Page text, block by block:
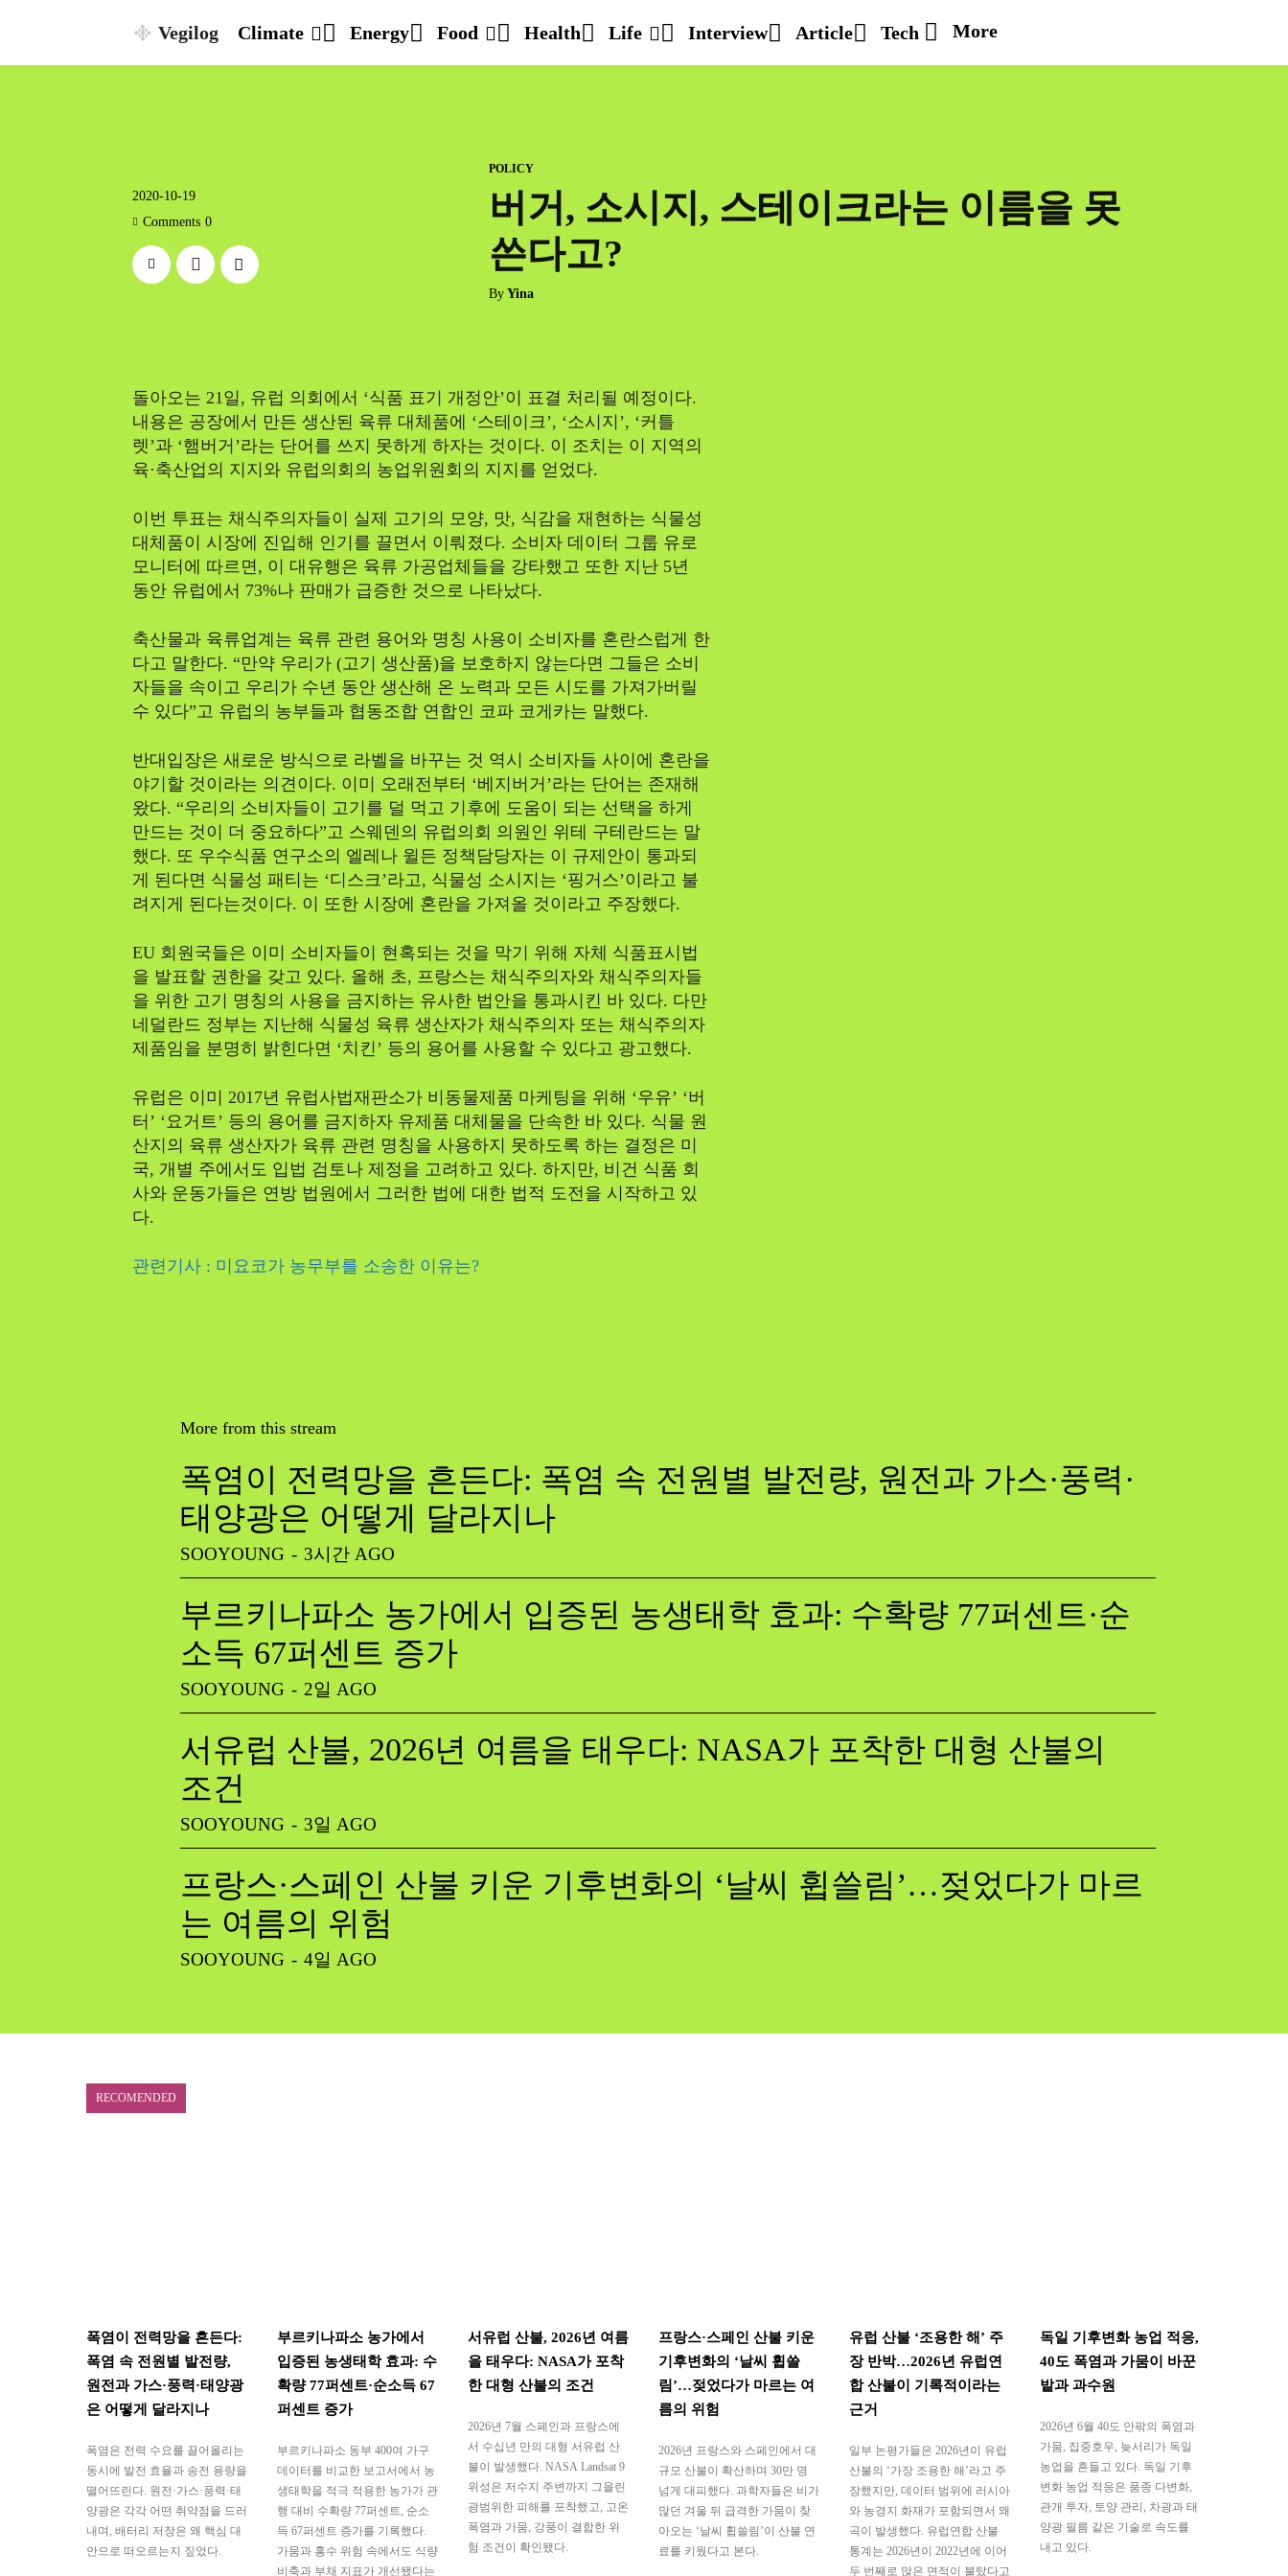
Vegilog Climate Energy Food Health Life Interview Article Tech More
2020-10-19
Comments 0
POLICY
버거, 소시지, 스테이크라는 이름을 못
쓴다고?
By Yina
돌아오는 21일, 유럽 의회에서 ‘식품 표기 개정안’이 표결 처리될 예정이다.
내용은 공장에서 만든 생산된 육류 대체품에 ‘스테이크’, ‘소시지’, ‘커틀
렛’과 ‘햄버거’라는 단어를 쓰지 못하게 하자는 것이다. 이 조치는 이 지역의
육·축산업의 지지와 유럽의회의 농업위원회의 지지를 얻었다.
이번 투표는 채식주의자들이 실제 고기의 모양, 맛, 식감을 재현하는 식물성
대체품이 시장에 진입해 인기를 끌면서 이뤄졌다. 소비자 데이터 그룹 유로
모니터에 따르면, 이 대유행은 육류 가공업체들을 강타했고 또한 지난 5년
동안 유럽에서 73%나 판매가 급증한 것으로 나타났다.
축산물과 육류업계는 육류 관련 용어와 명칭 사용이 소비자를 혼란스럽게 한
다고 말한다. “만약 우리가 (고기 생산품)을 보호하지 않는다면 그들은 소비
자들을 속이고 우리가 수년 동안 생산해 온 노력과 모든 시도를 가져가버릴
수 있다”고 유럽의 농부들과 협동조합 연합인 코파 코게카는 말했다.
반대입장은 새로운 방식으로 라벨을 바꾸는 것 역시 소비자들 사이에 혼란을
야기할 것이라는 의견이다. 이미 오래전부터 ‘베지버거’라는 단어는 존재해
왔다. “우리의 소비자들이 고기를 덜 먹고 기후에 도움이 되는 선택을 하게
만드는 것이 더 중요하다”고 스웨덴의 유럽의회 의원인 위테 구테란드는 말
했다. 또 우수식품 연구소의 엘레나 윌든 정책담당자는 이 규제안이 통과되
게 된다면 식물성 패티는 ‘디스크’라고, 식물성 소시지는 ‘핑거스’이라고 불
려지게 된다는것이다. 이 또한 시장에 혼란을 가져올 것이라고 주장했다.
EU 회원국들은 이미 소비자들이 현혹되는 것을 막기 위해 자체 식품표시법
을 발표할 권한을 갖고 있다. 올해 초, 프랑스는 채식주의자와 채식주의자들
을 위한 고기 명칭의 사용을 금지하는 유사한 법안을 통과시킨 바 있다. 다만
네덜란드 정부는 지난해 식물성 육류 생산자가 채식주의자 또는 채식주의자
제품임을 분명히 밝힌다면 ‘치킨’ 등의 용어를 사용할 수 있다고 광고했다.
유럽은 이미 2017년 유럽사법재판소가 비동물제품 마케팅을 위해 ‘우유’ ‘버
터’ ‘요거트’ 등의 용어를 금지하자 유제품 대체물을 단속한 바 있다. 식물 원
산지의 육류 생산자가 육류 관련 명칭을 사용하지 못하도록 하는 결정은 미
국, 개별 주에서도 입법 검토나 제정을 고려하고 있다. 하지만, 비건 식품 회
사와 운동가들은 연방 법원에서 그러한 법에 대한 법적 도전을 시작하고 있
다.
관련기사 : 미요코가 농무부를 소송한 이유는?
More from this stream
폭염이 전력망을 흔든다: 폭염 속 전원별 발전량, 원전과 가스·풍력·
태양광은 어떻게 달라지나
SOOYOUNG - 3시간 AGO
부르키나파소 농가에서 입증된 농생태학 효과: 수확량 77퍼센트·순
소득 67퍼센트 증가
SOOYOUNG - 2일 AGO
서유럽 산불, 2026년 여름을 태우다: NASA가 포착한 대형 산불의
조건
SOOYOUNG - 3일 AGO
프랑스·스페인 산불 키운 기후변화의 ‘날씨 휩쓸림’…젖었다가 마르
는 여름의 위험
SOOYOUNG - 4일 AGO
RECOMENDED
폭염이 전력망을 흔든다:
폭염 속 전원별 발전량,
원전과 가스·풍력·태양광
은 어떻게 달라지나
폭염은 전력 수요를 끌어올리는
동시에 발전 효율과 송전 용량을
떨어뜨린다. 원전·가스·풍력·태
양광은 각각 어떤 취약점을 드러
내며, 배터리 저장은 왜 핵심 대
안으로 떠오르는지 짚었다.
부르키나파소 농가에서
입증된 농생태학 효과: 수
확량 77퍼센트·순소득 67
퍼센트 증가
부르키나파소 동부 400여 가구
데이터를 비교한 보고서에서 농
생태학을 적극 적용한 농가가 관
행 대비 수확량 77퍼센트, 순소
득 67퍼센트 증가를 기록했다.
가뭄과 홍수 위험 속에서도 식량
비축과 부채 지표가 개선됐다는
서유럽 산불, 2026년 여름
을 태우다: NASA가 포착
한 대형 산불의 조건
2026년 7월 스페인과 프랑스에
서 수십년 만의 대형 서유럽 산
불이 발생했다. NASA Landsat 9
위성은 저수지 주변까지 그을린
광범위한 피해를 포착했고, 고온
폭염과 가뭄, 강풍이 결합한 위
험 조건이 확인됐다.
프랑스·스페인 산불 키운
기후변화의 ‘날씨 휩쓸
림’…젖었다가 마르는 여
름의 위험
2026년 프랑스와 스페인에서 대
규모 산불이 확산하며 30만 명
넘게 대피했다. 과학자들은 비가
많던 겨울 뒤 급격한 가뭄이 찾
아오는 ‘날씨 휩쓸림’이 산불 연
료를 키웠다고 본다.
유럽 산불 ‘조용한 해’ 주
장 반박…2026년 유럽연
합 산불이 기록적이라는
근거
일부 논평가들은 2026년이 유럽
산불의 ‘가장 조용한 해’라고 주
장했지만, 데이터 범위에 러시아
와 농경지 화재가 포함되면서 왜
곡이 발생했다. 유럽연합 산불
통계는 2026년이 2022년에 이어
두 번째로 많은 면적이 불탔다고
독일 기후변화 농업 적응,
40도 폭염과 가뭄이 바꾼
밭과 과수원
2026년 6월 40도 안팎의 폭염과
가뭄, 집중호우, 늦서리가 독일
농업을 흔들고 있다. 독일 기후
변화 농업 적응은 품종 다변화,
관개 투자, 토양 관리, 차광과 태
양광 필름 같은 기술로 속도를
내고 있다.